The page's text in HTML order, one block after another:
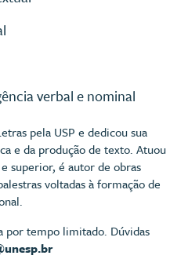
verbal e nominal
pela USP e dedicou sua
e da produção de texto. Atuou
superior, é autor de obras
voltadas à formação de
por tempo limitado. Dúvidas